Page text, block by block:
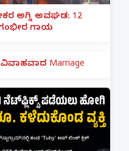
ಅಗ್ನಿ ಅವಘಡ: 12
ಗಾಯ
ವಿವಾಹವಾದ Marriage